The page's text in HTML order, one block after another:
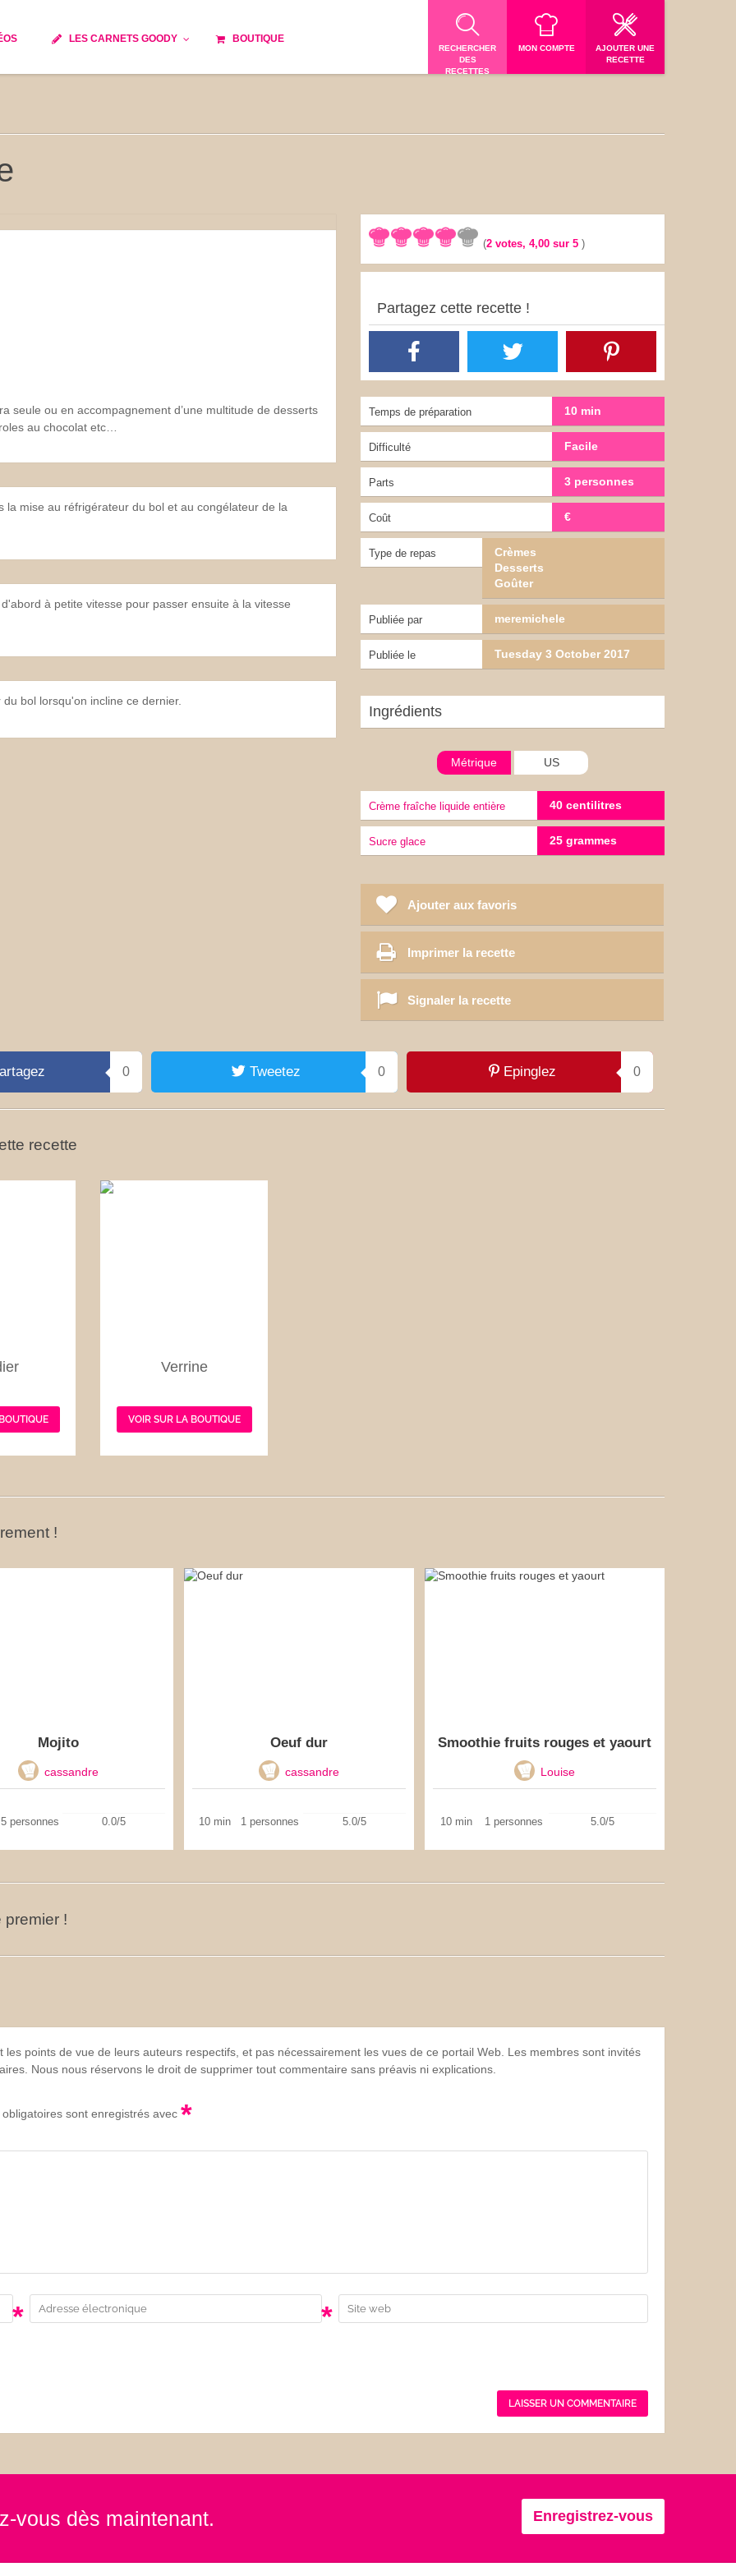
française traditionnelle
LES CARNETS GOODY
Spécialité culinaire
BOUTIQUE
RECHERCHER
DES
RECETTES
MON COMPTE
AJOUTER UNE
RECETTE
seule ou en accompagnement d’une multitude de desserts
au chocolat etc…
la mise au réfrigérateur du bol et au congélateur de la
à petite vitesse pour passer ensuite à la vitesse
bol lorsqu'on incline ce dernier.
(2 votes,4,00 sur 5)
Partagez cette recette !
Temps de préparation 10 min
Difficulté Facile
Parts 3 personnes
Coût €
Type de repas
Crèmes
Desserts
Goûter
Publiée par meremichele
Publiée le Tuesday 3 October 2017
Ingrédients
Métrique US
Crème fraîche liquide entière 40 centilitres
sucre glace 25 grammes
Ajouter aux favoris
Imprimer la recette
Signaler la recette
0 Tweetez 0 Epinglez 0
recette
Verrine
VOIR SUR LA BOUTIQUE
!
Mojito
cassandre
5 personnes 0.0/5
Oeuf dur
cassandre
10 min 1 personnes 5.0/5
Smoothie fruits rouges et yaourt
Louise
10 min 1 personnes 5.0/5
!
points de vue de leurs auteurs respectifs, et pas nécessairement les vues de ce portail Web. Les membres sont invités
Nous nous réservons le droit de supprimer tout commentaire sans préavis ni explications.
sont enregistrés avec *
* *
Enregistrez-vous
vous dès maintenant.